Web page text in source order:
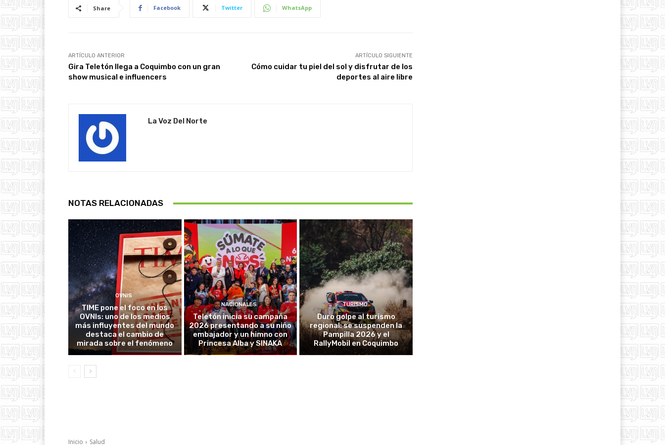
Share Facebook Twitter WhatsApp
ARTÍCULO ANTERIOR
Gira Teletón llega a Coquimbo con un gran
show musical e influencers
ARTÍCULO SIGUIENTE
Cómo cuidar tu piel del sol y disfrutar de los
deportes al aire libre
La Voz Del Norte
NOTAS RELACIONADAS
OVNIS
TIME pone el foco en los
OVNIs: uno de los medios
más influyentes del mundo
destaca el cambio de
mirada sobre el fenómeno
NACIONALES
Teletón inicia su campaña
2026 presentando a su niño
embajador y un himno con
Princesa Alba y SINAKA
TURISMO
Duro golpe al turismo
regional: se suspenden la
Pampilla 2026 y el
RallyMobil en Coquimbo